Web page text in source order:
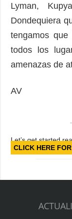
Lyman,
Dondequiera
tengamos
todos los
amenazas de
AV
Let’s get started
CLICK HERE